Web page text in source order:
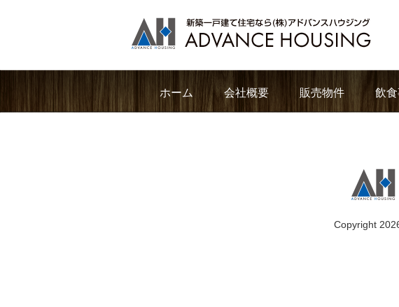
ホーム 会社概要 販売物件 飲
Copyright